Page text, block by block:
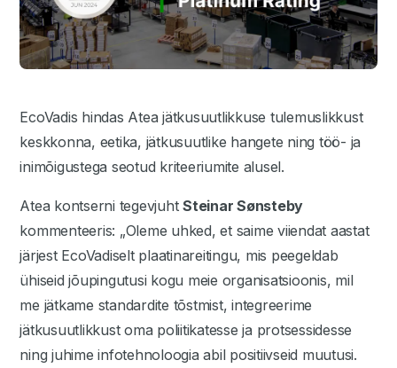
EcoVadis hindas Atea jätkusuutlikkuse tulemuslikkust
keskkonna, eetika, jätkusuutlike hangete ning töö- ja
inimõigustega seotud kriteeriumite alusel.
Atea kontserni tegevjuhtSteinar Sønsteby
kommenteeris: „Oleme uhked, et saime viiendat aastat
järjest EcoVadiselt plaatinareitingu, mis peegeldab
ühiseid jõupingutusi kogu meie organisatsioonis, mil
me jätkame standardite tõstmist, integreerime
jätkusuutlikkust oma poliitikatesse ja protsessidesse
ning juhime infotehnoloogia abil positiivseid muutusi.